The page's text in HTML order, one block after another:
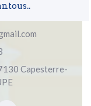
Capesterre-